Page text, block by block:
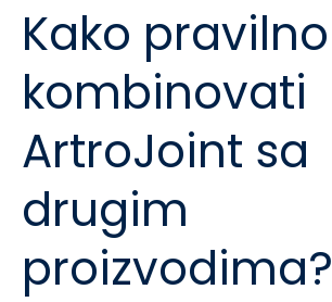
Kako pravilno
kombinovati
ArtroJoint sa
drugim
proizvodima?